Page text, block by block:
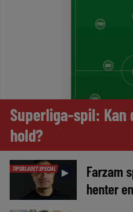
Superliga-spil:
hold?
TIPSBLADET SPECIAL ►
Farzam
henter